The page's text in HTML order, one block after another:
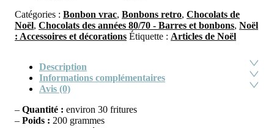
Catégories : Bonbon vrac, Bonbons retro, Chocolats de
Noël, Chocolats des années 80/70 - Barres et bonbons, Noël
: Accessoires et décorations Étiquette : Articles de Noël
Description
Informations complémentaires
Avis (0)
– Quantité : environ 30 fritures
– Poids : 200 grammes